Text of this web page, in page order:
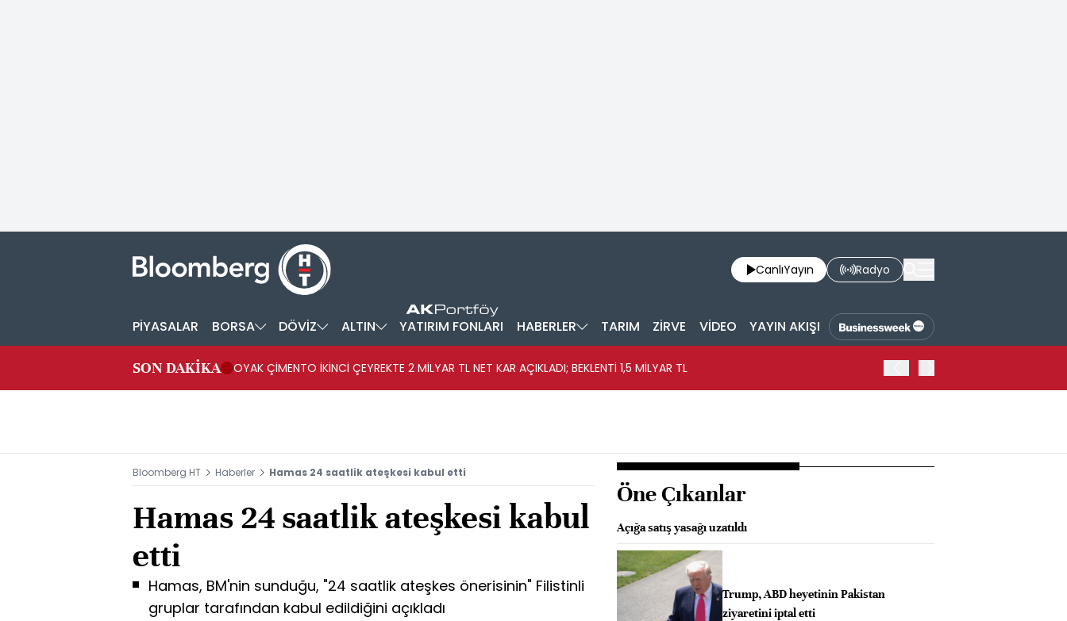
CanlıYayın Radyo
PİYASALAR BORSA DÖVİZ ALTIN YATIRIM FONLARI HABERLER TARIM ZİRVE VİDEO YAYIN AKIŞI
SON DAKİKA OYAK ÇİMENTO İKİNCİ ÇEYREKTE 2 MİLYAR TL NET KAR AÇIKLADI; BEKLENTİ 1,5 MİLYAR TL
Bloomberg HT Haberler Hamas 24 saatlik ateşkesi kabul etti
Hamas 24 saatlik ateşkesi kabul
etti
Hamas, BM'nin sunduğu, "24 saatlik ateşkes önerisinin" Filistinli
gruplar tarafından kabul edildiğini açıkladı
Öne Çıkanlar
Açığa satış yasağı uzatıldı
Trump, ABD heyetinin Pakistan
ziyaretini iptal etti